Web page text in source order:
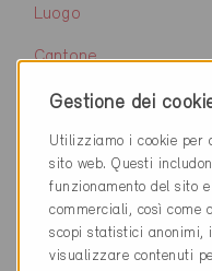
Luogo
Cantone
Sito web
Ditta
NAP
Gestione dei
Utilizziamo i cookie per
sito web. Questi
funzionamento del sito
commerciali, così come
scopi statistici anonimi,
visualizzare contenuti